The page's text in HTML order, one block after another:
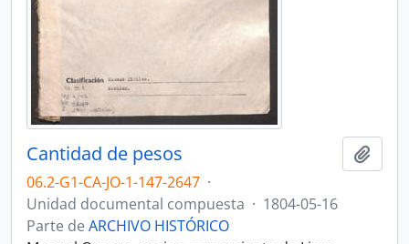
Cantidad de pesos
06.2-G1-CA-JO-1-147-2647 ·
Unidad documental compuesta · 1804-05-16
Parte de ARCHIVO HISTÓRICO